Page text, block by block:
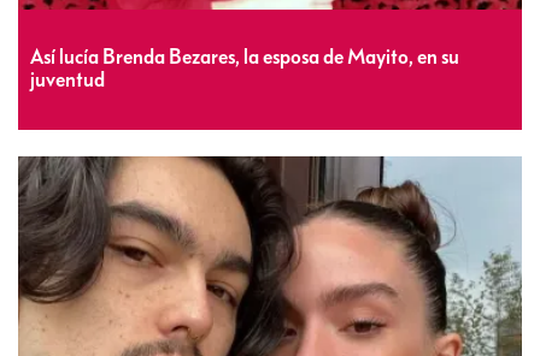
Así lucía Brenda Bezares, la esposa de Mayito, en su
juventud